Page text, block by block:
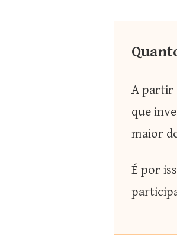
A partir
que
maior
É por